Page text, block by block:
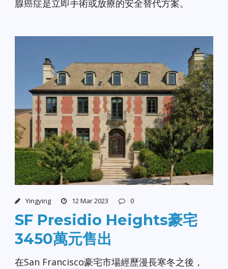
腺癌症是立即手術或放療的安全替代方案。
Yingying 12 Mar 2023 0
SF Presidio Heights豪宅
3450萬元售出
在San Francisco豪宅市場經歷漫長寒冬之後，